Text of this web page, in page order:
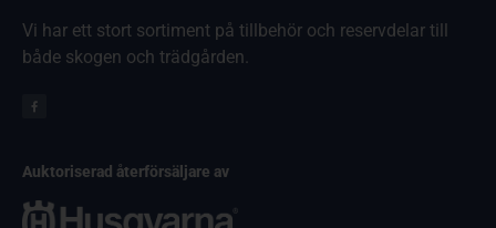
Vi har ett stort sortiment på tillbehör och reservdelar till
både skogen och trädgården.
Auktoriserad återförsäljare av